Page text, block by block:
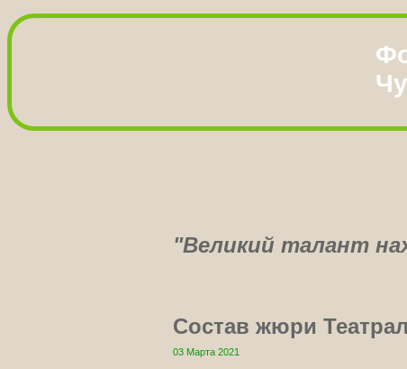
"Великий талант
Состав жюри
03 Марта 2021